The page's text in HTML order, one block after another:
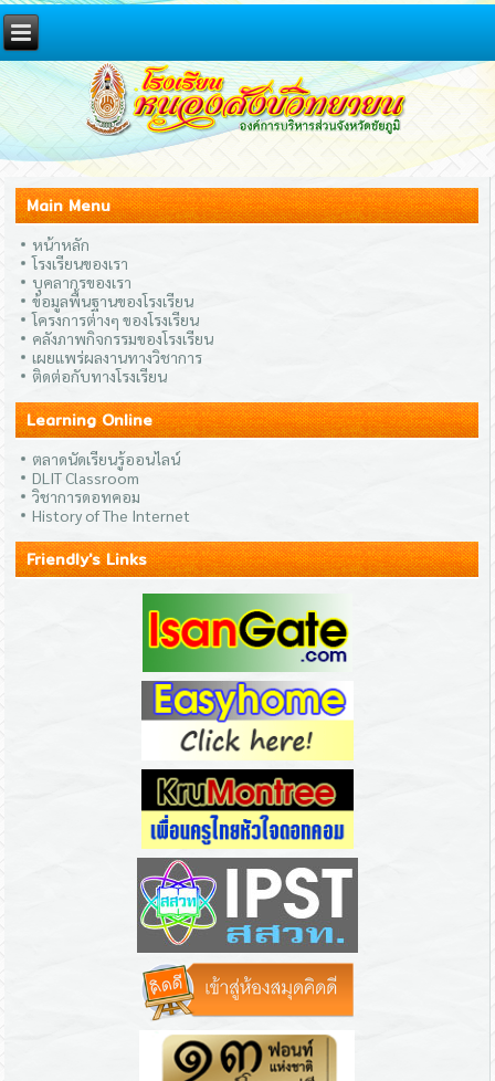
Main Menu
หน้าหลัก
โรงเรียนของเรา
บุคลากรของเรา
ข้อมูลพื้นฐานของโรงเรียน
โครงการต่างๆ ของโรงเรียน
คลังภาพกิจกรรมของโรงเรียน
เผยแพร่ผลงานทางวิชาการ
ติดต่อกับทางโรงเรียน
Learning Online
ตลาดนัดเรียนรู้ออนไลน์
DLIT Classroom
วิชาการดอทคอม
History of The Internet
Friendly's Links